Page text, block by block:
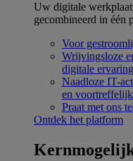
Uw digitale
gecombineerd in één
Voor
Wrijvingsloze
digitale ervaring
Naadloze IT-
en
Praat met ons
Ontdek het platform